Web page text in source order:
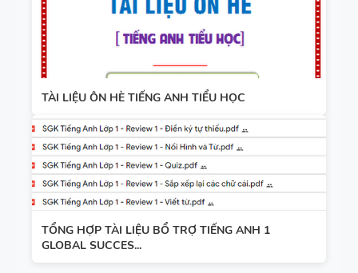
TÀI LIỆU ÔN HÈ TIẾNG ANH TIỂU HỌC
TỔNG HỢP TÀI LIỆU BỔ TRỢ TIẾNG ANH 1
GLOBAL SUCCES...